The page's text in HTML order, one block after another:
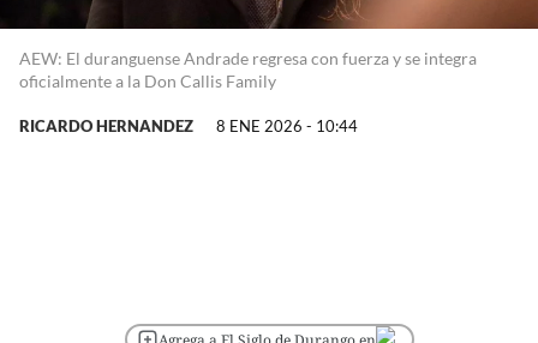
AEW: El duranguense Andrade regresa con fuerza y se integra
oficialmente a la Don Callis Family
RICARDO HERNANDEZ 8 ENE 2026 - 10:44